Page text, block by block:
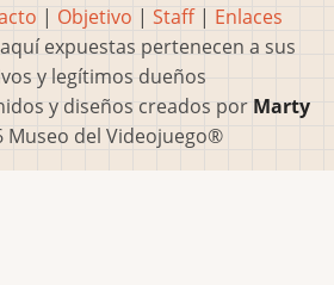
| Objetivo | Staff| Enlaces
expuestas pertenecen a sus
y legítimos dueños
y diseños creados por Marty
Museo del Videojuego®